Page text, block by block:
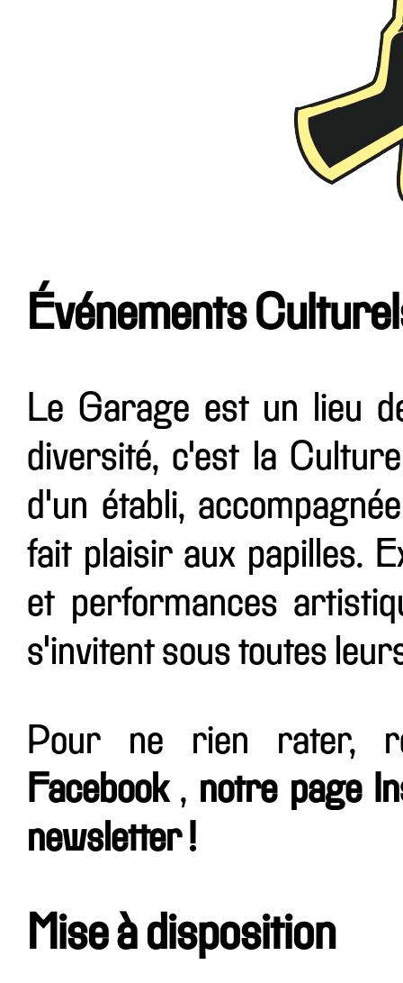
Événements
Le Garage est un lieu
diversité, c'est la
d'un établi,
fait plaisir aux papilles.
et performances
s'invitent sous toutes
Pour ne rien rater,
Facebook , notre page
newsletter !
Mise à disposition